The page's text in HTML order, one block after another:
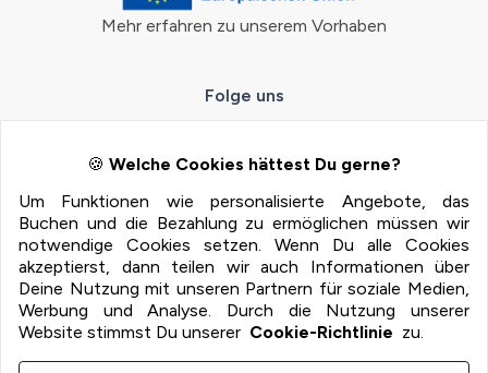
🍪 Welche Cookies hättest Du gerne?
Um Funktionen wie personalisierte Angebote, das
Buchen und die Bezahlung zu ermöglichen müssen wir
notwendige Cookies setzen. Wenn Du alle Cookies
akzeptierst, dann teilen wir auch Informationen über
Deine Nutzung mit unseren Partnern für soziale Medien,
Werbung und Analyse. Durch die Nutzung unserer
Website stimmst Du unserer Cookie-Richtlinie zu.
Mehr erfahren zu unserem Vorhaben
Folge uns
Zahlungsmöglichkeiten
100% Sichere Zahlung mit: